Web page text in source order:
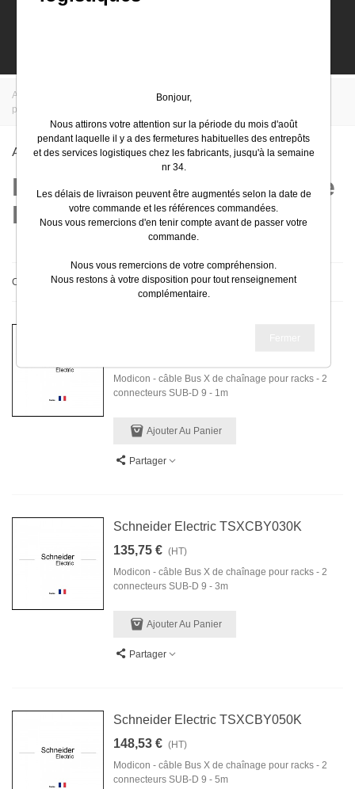
Accueil Schneider Electric
procédés et les infrastructures
Automates Type Premium
Industrie - Automates type
Premium | easyelec.com
Choisissez
Modicon - câble Bus X de chaînage pour racks - 2
connecteurs SUB-D 9 - 1m
Ajouter Au Panier
Partager
Schneider Electric TSXCBY030K
135,75 € (HT)
Modicon - câble Bus X de chaînage pour racks - 2
connecteurs SUB-D 9 - 3m
Ajouter Au Panier
Partager
Schneider Electric TSXCBY050K
148,53 € (HT)
Modicon - câble Bus X de chaînage pour racks - 2
connecteurs SUB-D 9 - 5m
Bonjour,
Nous attirons votre attention sur la période du mois d'août
pendant laquelle il y a des fermetures habituelles des entrepôts
et des services logistiques chez les fabricants, jusqu'à la semaine
nr 34.
Les délais de livraison peuvent être augmentés selon la date de
votre commande et les références commandées.
Nous vous remercions d'en tenir compte avant de passer votre
commande.
Nous vous remercions de votre compréhension.
Nous restons à votre disposition pour tout renseignement
complémentaire.